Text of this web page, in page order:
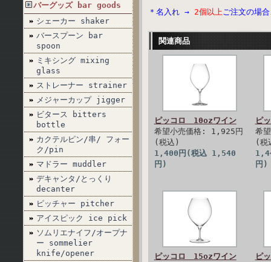
バーグッズ bar goods
シェーカー shaker
バースプーン bar
spoon
ミキシング mixing
glass
ストレーナー strainer
メジャーカップ jigger
ビタース bitters
bottle
カクテルピン/串/ フォー
ク/pin
マドラー muddler
デキャンタ/とっくり
decanter
ピッチャー pitcher
アイスピック ice pick
ソムリエナイフ/オープナ
ー sommelier
knife/opener
＊名入れ → 2個以上ご注文の場
関連商品
ピッコロ 10ozワイン
希望小売価格: 1,925円
(税込)
1,400円(税込 1,540
円)
ピ
希
(税
円)
ピッコロ 15ozワイン
ピ